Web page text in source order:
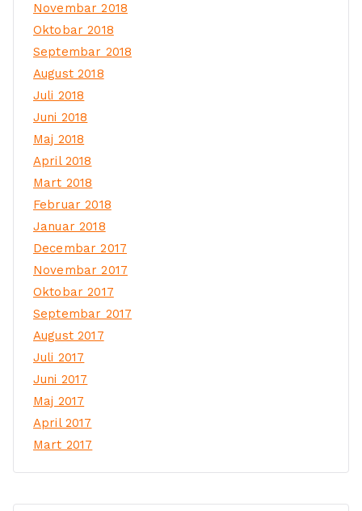
Novembar 2018
Oktobar 2018
Septembar 2018
August 2018
Juli 2018
Juni 2018
Maj 2018
April 2018
Mart 2018
Februar 2018
Januar 2018
Decembar 2017
Novembar 2017
Oktobar 2017
Septembar 2017
August 2017
Juli 2017
Juni 2017
Maj 2017
April 2017
Mart 2017